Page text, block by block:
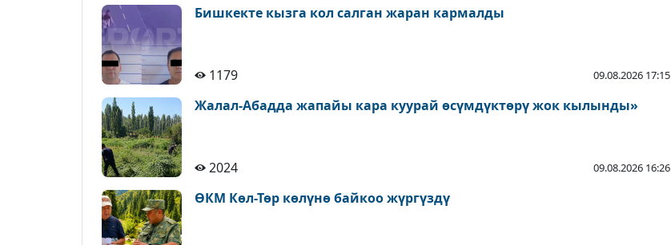
Бишкекте кызга кол салган жаран кармалды
1179 09.08.2026 17:15
Жалал-Абадда жапайы кара куурай өсүмдүктөрү жок кылынды»
2024 09.08.2026 16:26
ӨКМ Көл-Төр көлүнө байкоо жүргүздү